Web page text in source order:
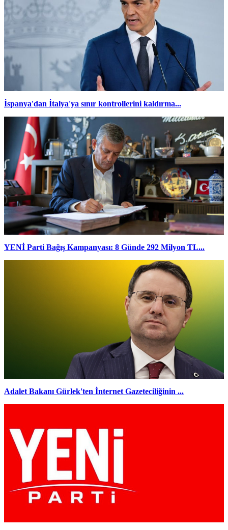
İspanya'dan İtalya'ya sınır kontrollerini kaldırma...
YENİ Parti Bağış Kampanyası: 8 Günde 292 Milyon TL...
Adalet Bakanı Gürlek'ten İnternet Gazeteciliğinin ...